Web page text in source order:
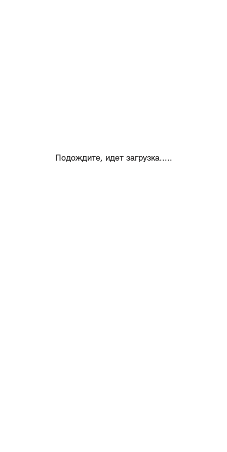
Подождите, идет загрузка.....